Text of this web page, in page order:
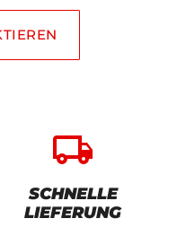
local_shipping
SCHNELLE
LIEFERUNG